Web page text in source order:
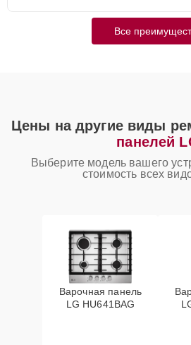
Все
Цены на другие виды
панелей
Выберите модель вашего
стоимость всех
Варочная панель
LG HU641BAG